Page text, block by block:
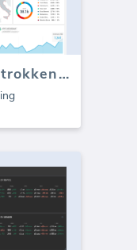
ActieveCampagne Betrokkenheid